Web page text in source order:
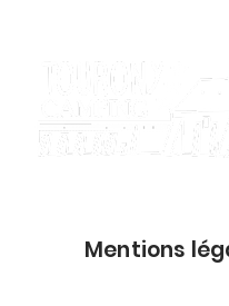
Mentions